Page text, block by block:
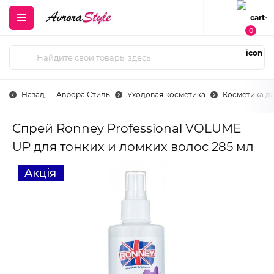
0
Назад Аврора Стиль Уходовая косметика Косметика
Спрей Ronney Professional VOLUME
UP для тонких и ломких волос 285 мл